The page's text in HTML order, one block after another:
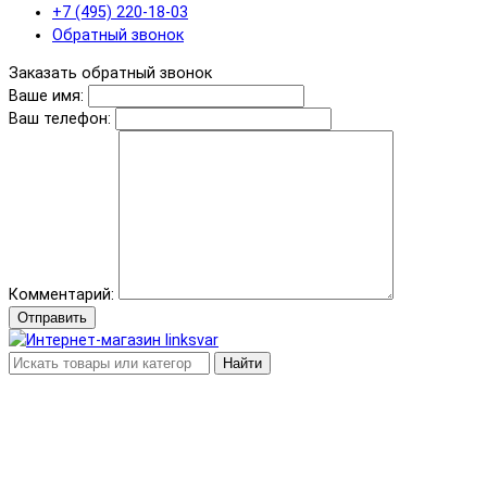
+7 (495) 220-18-03
Обратный звонок
Заказать обратный звонок
Ваше имя:
Ваш телефон:
Комментарий:
Отправить
Найти